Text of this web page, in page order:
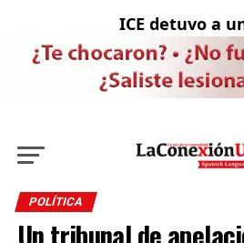
ICE detuvo a
POLÍTICA
Un tribunal de